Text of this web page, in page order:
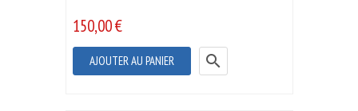
150,00 €
AJOUTER AU PANIER 